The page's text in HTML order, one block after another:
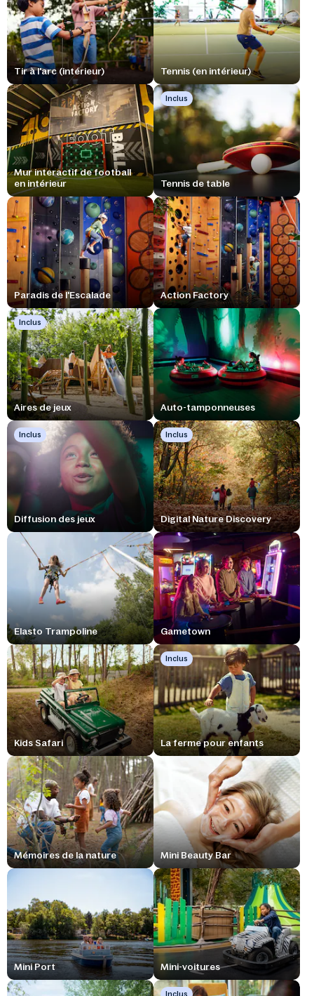
Tir à l'arc (intérieur) Tennis (en intérieur)
Mur interactif de football
en intérieur
Inclus
Tennis de table
Paradis de l'Escalade Action Factory
Inclus
Aires de jeux Auto-tamponneuses
Inclus
Diffusion des jeux
Inclus
Digital Nature Discovery
Elasto Trampoline Gametown
Kids Safari
Inclus
La ferme pour enfants
Mémoires de la nature Mini Beauty Bar
Mini Port Mini-voitures
Inclus